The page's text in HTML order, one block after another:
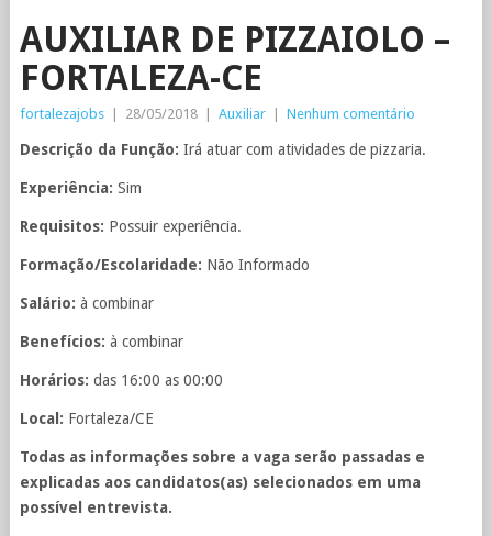
AUXILIAR DE PIZZAIOLO –
FORTALEZA-CE
fortalezajobs 28/05/2018 Auxiliar Nenhum comentário
Descrição da Função: Irá atuar com atividades de pizzaria.
Experiência: Sim
Requisitos: Possuir experiência.
Formação/Escolaridade: Não Informado
Salário: à combinar
Benefícios: à combinar
Horários: das 16:00 as 00:00
Local: Fortaleza/CE
Todas as informações sobre a vaga serão passadas e
explicadas aos candidatos(as) selecionados em uma
possível entrevista.